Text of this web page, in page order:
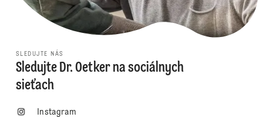
SLEDUJTE NÁS
Sledujte Dr. Oetker na sociálnych
sieťach
Instagram